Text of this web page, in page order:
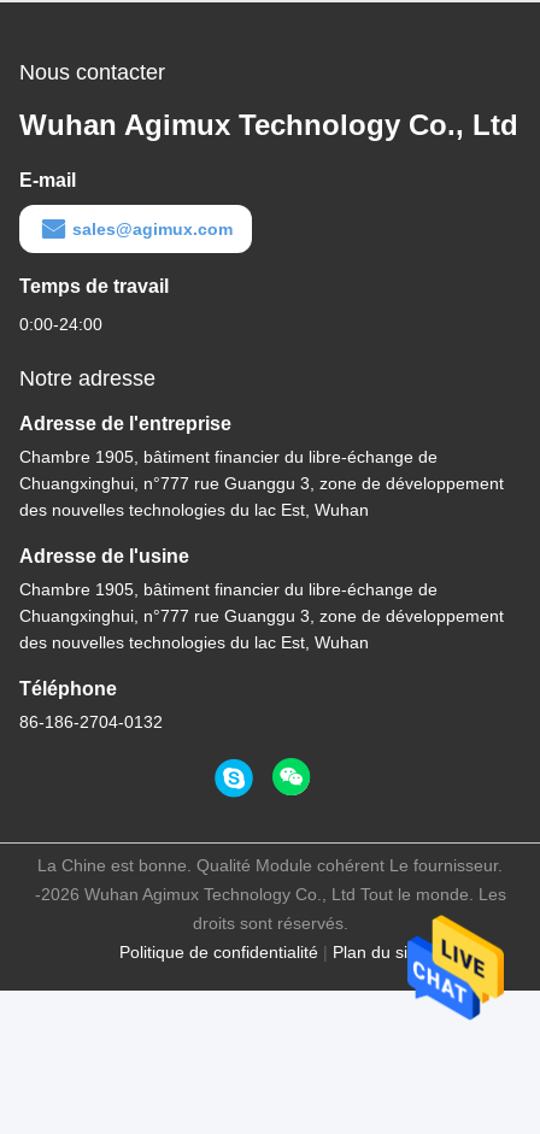
Nous contacter
Wuhan Agimux Technology Co., Ltd
E-mail
sales@agimux.com
Temps de travail
0:00-24:00
Notre adresse
Adresse de l'entreprise
Chambre 1905, bâtiment financier du libre-échange de
Chuangxinghui, n°777 rue Guanggu 3, zone de développement
des nouvelles technologies du lac Est, Wuhan
Adresse de l'usine
Chambre 1905, bâtiment financier du libre-échange de
Chuangxinghui, n°777 rue Guanggu 3, zone de développement
des nouvelles technologies du lac Est, Wuhan
Téléphone
86-186-2704-0132
Politique de confidentialité| Plan du site
La Chine est bonne. Qualité Module cohérent Le fournisseur.
-2026 Wuhan Agimux Technology Co., Ltd Tout le monde. Les
droits sont réservés.